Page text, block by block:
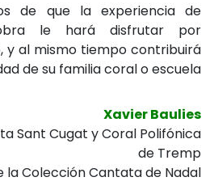
de que la experiencia de
le hará disfrutar por
y al mismo tiempo contribuirá
de su familia coral o escuela
Xavier Baulies
Sant Cugat y Coral Polifónica
de Tremp
Colección Cantata de Nadal